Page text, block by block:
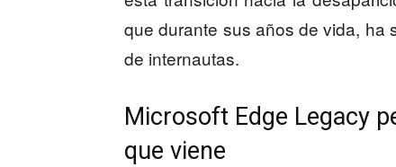
que durante sus años de vida, ha
de internautas.
Microsoft Edge Legacy
que viene